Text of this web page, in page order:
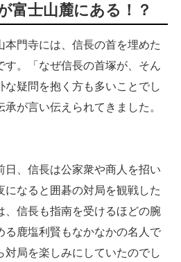
富士山麓にある！？
門寺には、信長の首を埋めた
す。「なぜ信長の首塚が、そん
な疑問を抱く方も多いことでし
が言い伝えられてきました。
、信長は公家衆や商人を招い
になると囲碁の対局を観戦した
、信長も指南を受けるほどの腕
る鹿塩利賢もなかなかの名人で
対局を楽しみにしていたのでし